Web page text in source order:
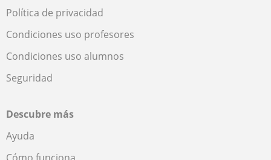
Política de privacidad
Condiciones uso profesores
Condiciones uso alumnos
Seguridad
Descubre más
Ayuda